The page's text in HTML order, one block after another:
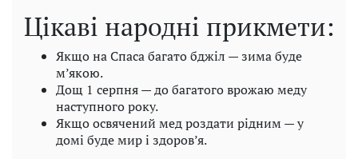
Цікаві народні прикмети:
Якщо на Спаса багато бджіл — зима буде
м’якою.
Дощ 1 серпня — до багатого врожаю меду
наступного року.
Якщо освячений мед роздати рідним — у
домі буде мир і здоров’я.